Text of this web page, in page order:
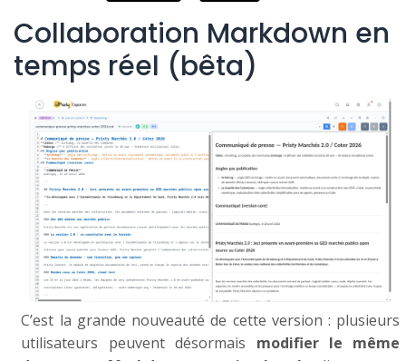
Collaboration Markdown en
temps réel (bêta)
C’est la grande nouveauté de cette version : plusieurs
utilisateurs peuvent désormais modifier le même